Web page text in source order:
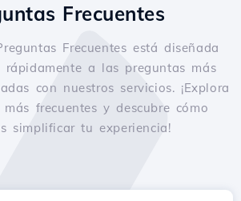
Frecuentes
Frecuentes está diseñada
rápidamente a las preguntas más
con nuestros servicios. ¡Explora
frecuentes y descubre cómo
simplificar tu experiencia!